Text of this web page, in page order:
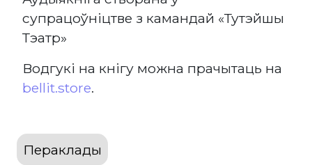
супрацоўніцтве з камандай «Тутэйшы
Тэатр»
Водгукі на кнігу можна прачытаць на
bellit.store.
Пераклады